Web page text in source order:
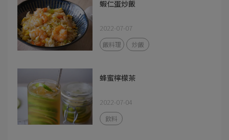
蝦仁蛋炒飯
2022-07-07
飯料理 炒飯
蜂蜜檸檬茶
2022-07-04
飲料